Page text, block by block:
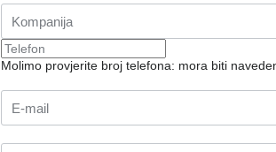
Molimo provjerite broj telefona: mora biti